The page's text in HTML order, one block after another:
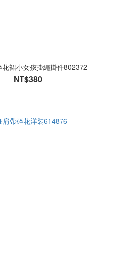
花裙小女孩掛繩掛件802372
NT$380